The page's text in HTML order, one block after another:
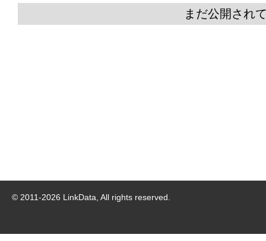
まだ公開され
© 2011-2026 LinkData, All rights reserved.